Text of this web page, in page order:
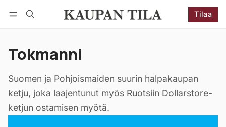
Tilaa
Tokmanni
Suomen ja Pohjoismaiden suurin halpakaupan
ketju, joka laajentunut myös Ruotsiin Dollarstore-
ketjun ostamisen myötä.